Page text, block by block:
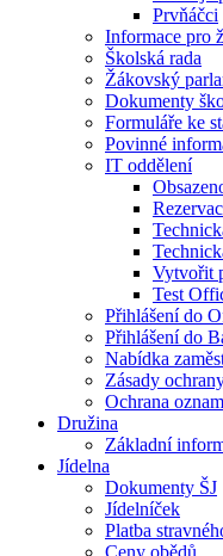
Prvňáčci
Informace pro
Školská rada
Žákovský
Dokumenty
Formuláře ke
Povinné
IT oddělení
Vytvořit
Test
Přihlášení do
Přihlášení do
Nabídka
Zásady
Ochrana
Družina
Základní
Jídelna
Dokumenty ŠJ
Jídelníček
Platba
Ceny obědů